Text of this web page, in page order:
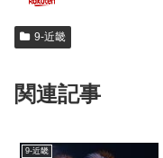
9-近畿
関連記事
9-近畿